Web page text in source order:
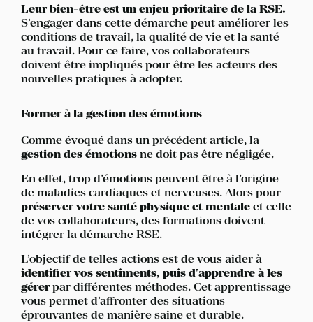
Leur bien-être est un enjeu prioritaire de la RSE.
S’engager dans cette démarche peut améliorer les
conditions de travail, la qualité de vie et la santé
au travail. Pour ce faire, vos collaborateurs
doivent être impliqués pour être les acteurs des
nouvelles pratiques à adopter.
Former à la gestion des émotions
Comme évoqué dans un précédent article, la
gestion des émotions ne doit pas être négligée.
En effet, trop d’émotions peuvent être à l’origine
de maladies cardiaques et nerveuses. Alors pour
préserver votre santé physique et mentale et celle
de vos collaborateurs, des formations doivent
intégrer la démarche RSE.
L’objectif de telles actions est de vous aider à
identifier vos sentiments, puis d'apprendre à les
gérer par différentes méthodes. Cet apprentissage
vous permet d’affronter des situations
éprouvantes de manière saine et durable.